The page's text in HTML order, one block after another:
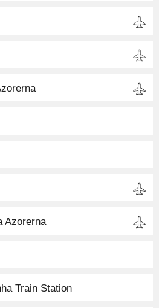
Azorerna
Train Station